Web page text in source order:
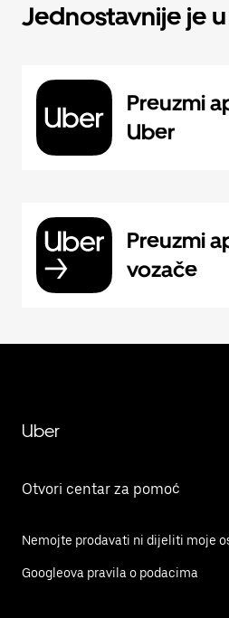
Jednostavnije je
Preuzmi
Uber
Preuzmi
vozače
Uber
Otvori centar za pomoć
Nemojte prodavati ni dijeliti moje
Googleova pravila o podacima